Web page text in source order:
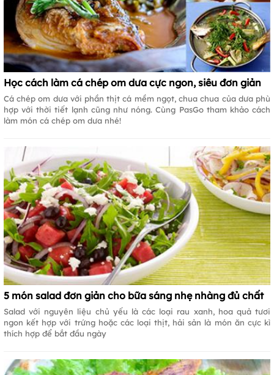
Học cách làm cá chép om dưa cực ngon, siêu đơn giản
Cá chép om dưa với phần thịt cá mềm ngọt, chua chua của dưa phù
hợp với thời tiết lạnh cũng như nóng. Cùng PasGo tham khảo cách
làm món cá chép om dưa nhé!
5 món salad đơn giản cho bữa sáng nhẹ nhàng đủ chất
Salad với nguyên liệu chủ yếu là các loại rau xanh, hoa quả tươi
ngon kết hợp với trứng hoặc các loại thịt, hải sản là món ăn cực kì
thích hợp để bắt đầu ngày